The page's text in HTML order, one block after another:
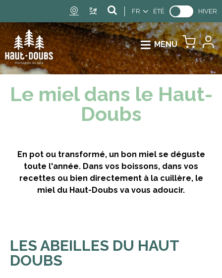
FR ÉTÉ HIVER
MENU
Le miel dans le Haut-
Doubs
En pot ou transformé, un bon miel se déguste
toute l'année. Dans vos boissons, dans vos
recettes ou bien directement à la cuillère, le
miel du Haut-Doubs va vous adoucir.
LES ABEILLES DU HAUT
DOUBS